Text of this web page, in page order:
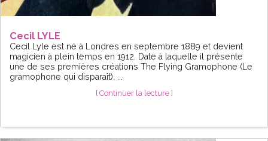
Cecil LYLE
Cecil Lyle est né à Londres en septembre 1889 et devient
magicien à plein temps en 1912. Date à laquelle il présente
une de ses premières créations The Flying Gramophone (Le
gramophone qui disparaît). ...
[ Continuer la lecture ]